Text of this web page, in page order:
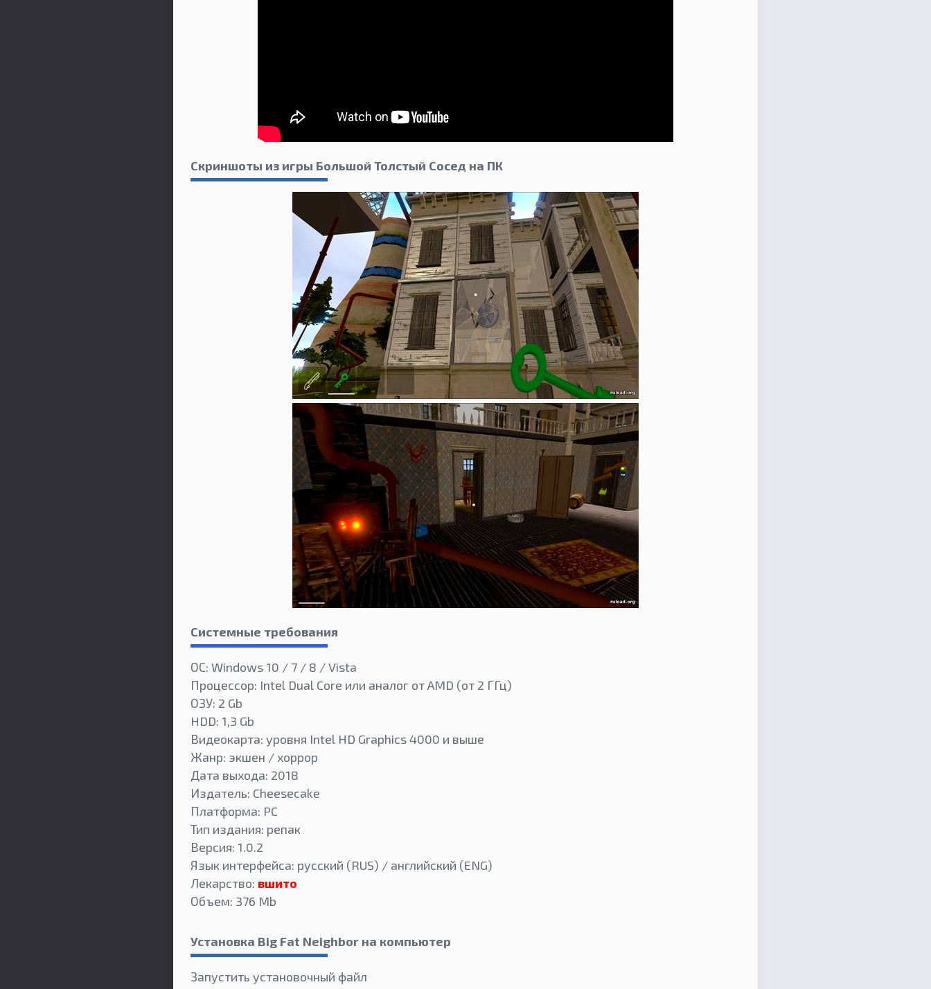
Скриншоты из игры Большой Толстый Сосед на ПК
Системные требования
ОС: Windows 10 / 7 / 8 / Vista
Процессор: Intel Dual Core или аналог от AMD (от 2 ГГц)
ОЗУ: 2 Gb
HDD: 1,3 Gb
Видеокарта: уровня Intel HD Graphics 4000 и выше
Жанр: экшен / хоррор
Дата выхода: 2018
Издатель: Cheesecake
Платформа: PC
Тип издания: репак
Версия: 1.0.2
Язык интерфейса: русский (RUS) / английский (ENG)
Лекарство: вшито
Объем: 376 Mb
Установка Big Fat Neighbor на компьютер
Запустить установочный файл